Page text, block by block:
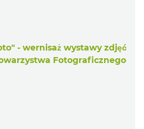
- wernisaż wystawy zdjęć
Fotograficznego